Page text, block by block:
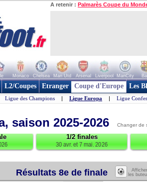
A retenir : Palmarès Coupe du
Monaco Chelsea Man Utd Arsenal Liverpool ManCity
L2/Coupes Etranger Coupe d'Europe Les
Ligue des Champions | Ligue Europa | Ligue
saison 2025-2026 Changer de
1/2 finales
30 avr. et 7 mai. 2026
Résultats 8e de finale
Afficher
les